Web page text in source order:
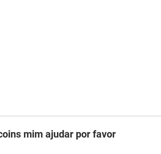
mim ajudar por favor